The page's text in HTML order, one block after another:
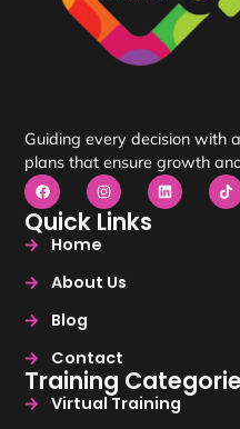
Guiding every decision with
plans that ensure growth
Quick Links
Home
About Us
Blog
Contact
Training
Virtual Training